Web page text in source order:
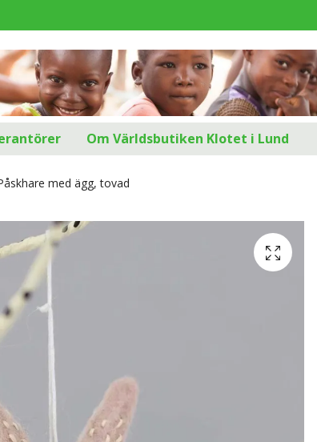
Om Världsbutiken Klotet i Lund
med ägg, tovad